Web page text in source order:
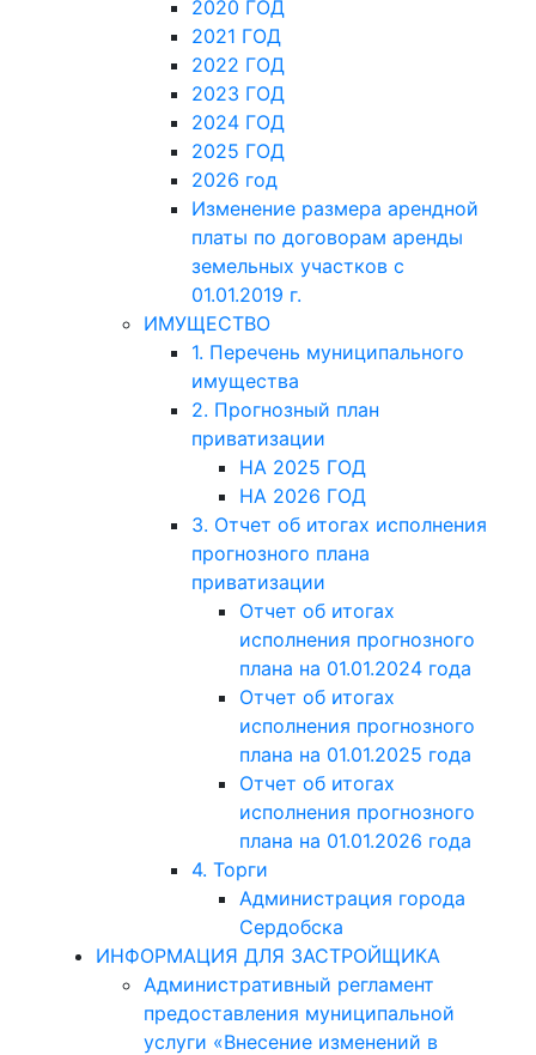
2020 ГОД
2021 ГОД
2022 ГОД
2023 ГОД
2024 ГОД
2025 ГОД
2026 год
Изменение размера арендной
платы по договорам аренды
земельных участков с
01.01.2019 г.
ИМУЩЕСТВО
1. Перечень муниципального
имущества
2. Прогнозный план
приватизации
НА 2025 ГОД
НА 2026 ГОД
3. Отчет об итогах исполнения
прогнозного плана
приватизации
Отчет об итогах
исполнения прогнозного
плана на 01.01.2024 года
Отчет об итогах
исполнения прогнозного
плана на 01.01.2025 года
Отчет об итогах
исполнения прогнозного
плана на 01.01.2026 года
4. Торги
Администрация города
Сердобска
ИНФОРМАЦИЯ ДЛЯ ЗАСТРОЙЩИКА
Административный регламент
предоставления муниципальной
услуги «Внесение изменений в